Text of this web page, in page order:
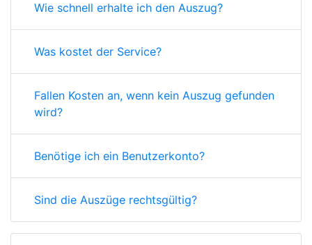
Wie schnell erhalte ich den Auszug?
Was kostet der Service?
Fallen Kosten an, wenn kein Auszug gefunden
wird?
Benötige ich ein Benutzerkonto?
Sind die Auszüge rechtsgültig?